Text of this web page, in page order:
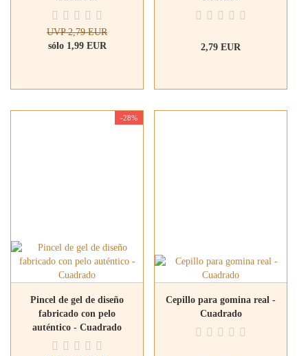
UVP 2,79 EUR
sólo 1,99 EUR
2,79 EUR
-28%
Pincel de gel de diseño
fabricado con pelo
auténtico - Cuadrado
Cepillo para gomina real -
Cuadrado